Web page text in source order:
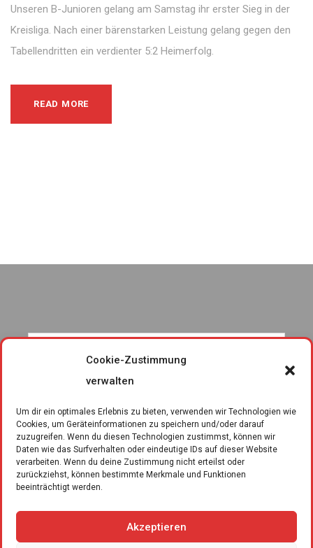
Cookie-Zustimmung
verwalten
Um dir ein optimales Erlebnis zu bieten, verwenden wir Technologien wie
Cookies, um Geräteinformationen zu speichern und/oder darauf
zuzugreifen. Wenn du diesen Technologien zustimmst, können wir
Daten wie das Surfverhalten oder eindeutige IDs auf dieser Website
verarbeiten. Wenn du deine Zustimmung nicht erteilst oder
zurückziehst, können bestimmte Merkmale und Funktionen
beeinträchtigt werden.
Akzeptieren
Unseren B-Junioren gelang am Samstag ihr erster Sieg in der
Kreisliga. Nach einer bärenstarken Leistung gelang gegen den
Tabellendritten ein verdienter 5:2 Heimerfolg.
READ MORE